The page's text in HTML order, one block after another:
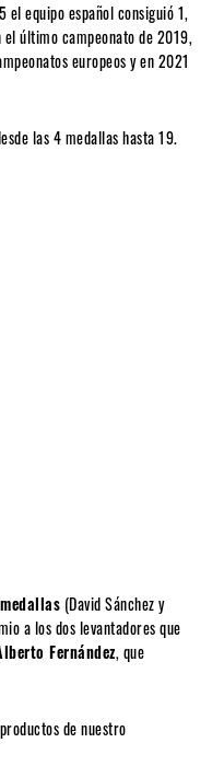
el equipo español consiguió 1,
último campeonato de 2019,
europeos y en 2021
las 4 medallas hasta 19.
(David Sánchez y
a los dos levantadores que
Fernández, que
de nuestro